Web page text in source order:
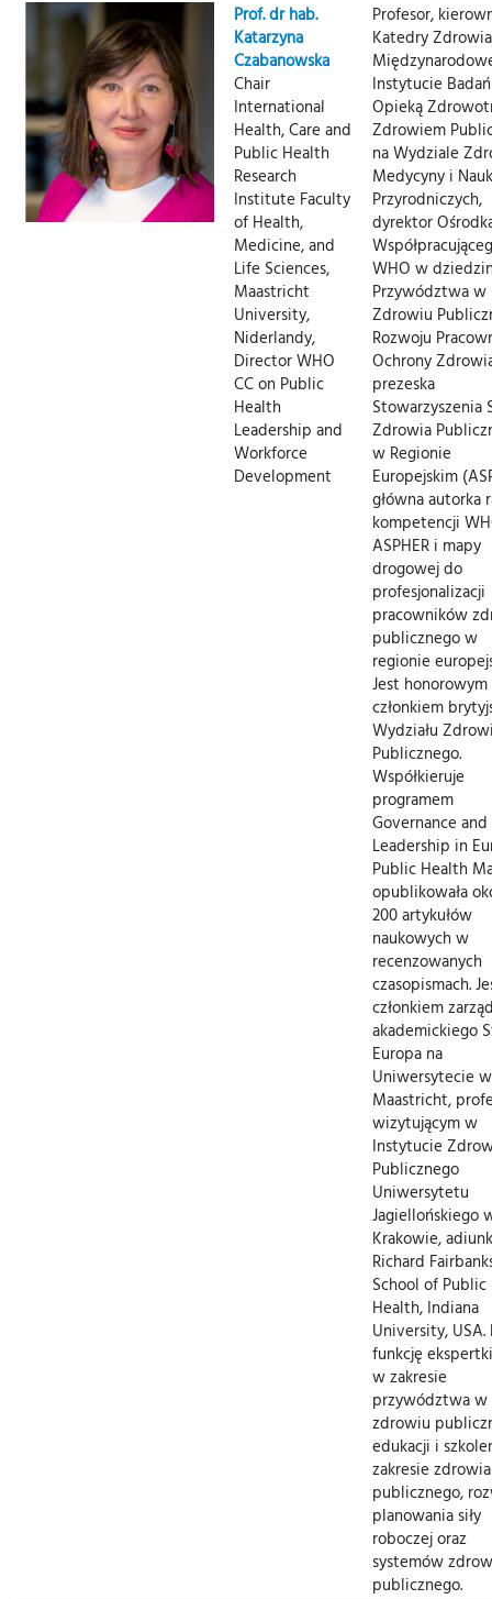
Prof. dr hab.
Katarzyna
Czabanowska
Chair
International
Health, Care and
Public Health
Research
Institute Faculty
of Health,
Medicine, and
Life Sciences,
Maastricht
University,
Niderlandy,
Director WHO
CC on Public
Health
Leadership and
Workforce
Development
Profesor,
Katedry Zdrowia
Instytucie
Opieką
Zdrowiem
na Wydziale
Medycyny i Nauk
Przyrodniczych,
dyrektor
WHO w
Przywództwa w
Zdrowiu
Rozwoju
Ochrony
prezeska
Stowarzyszenia
Zdrowia
w Regionie
Europejskim
główna autorka
kompetencji
ASPHER i mapy
drogowej do
profesjonalizacji
pracowników
publicznego w
regionie
Jest honorowym
członkiem
Wydziału
Publicznego.
Współkieruje
programem
Governance and
Leadership in
Public Health
opublikowała
200 artykułów
naukowych w
recenzowanych
czasopismach.
członkiem
akademickiego
Europa na
Uniwersytecie w
Maastricht,
wizytującym w
Instytucie
Publicznego
Uniwersytetu
Jagiellońskiego
Krakowie,
Richard
School of Public
Health, Indiana
University, USA.
funkcję
w zakresie
przywództwa w
zdrowiu
edukacji i
zakresie zdrowia
publicznego,
planowania siły
roboczej oraz
systemów
publicznego.